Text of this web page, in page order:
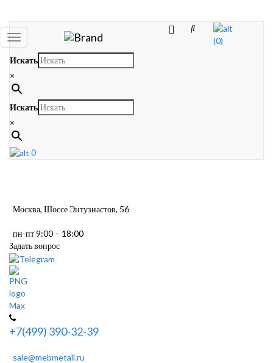
Toggle
navigation
(0)
Искать
×
Искать
×
0
Москва, Шоссе Энтузиастов, 56
пн-пт 9:00 – 18:00
Задать вопрос
+7(499) 390-32-39
sale@mebmetall.ru